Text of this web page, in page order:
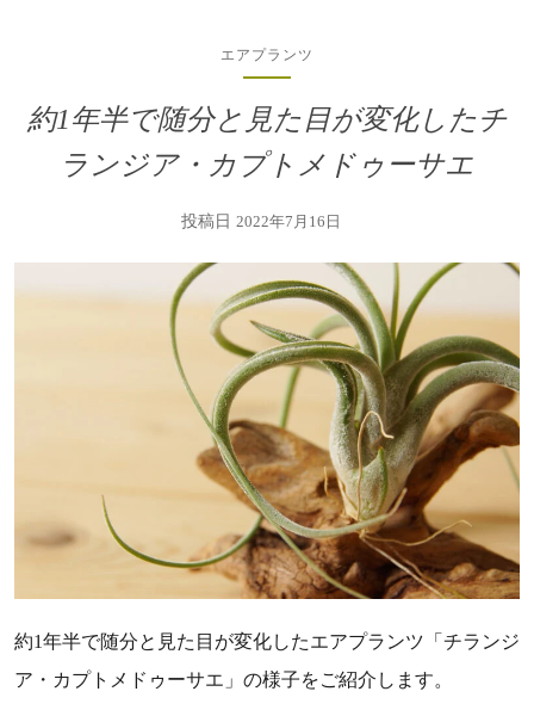
エアプランツ
約1年半で随分と見た目が変化したチ
ランジア・カプトメドゥーサエ
投稿日 2022年7月16日
約1年半で随分と見た目が変化したエアプランツ「チランジ
ア・カプトメドゥーサエ」の様子をご紹介します。